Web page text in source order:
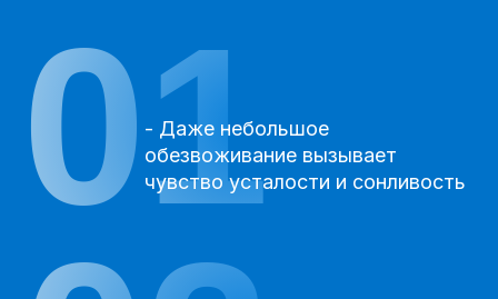
- Даже небольшое
обезвоживание вызывает
чувство усталости и сонливость
01